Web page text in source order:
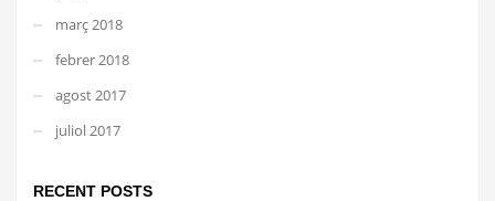
març 2018
febrer 2018
agost 2017
juliol 2017
RECENT POSTS